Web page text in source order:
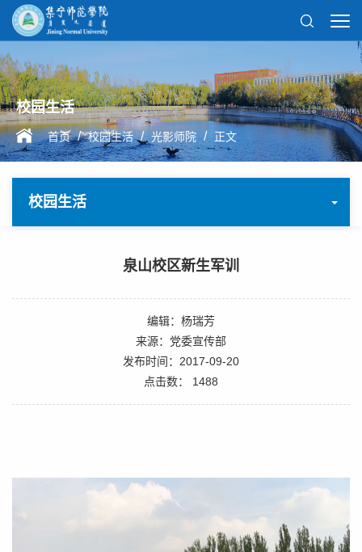
校园生活
首页 / 校园生活 / 光影师院 / 正文
校园生活
泉山校区新生军训
编辑：杨瑞芳
来源：党委宣传部
发布时间：2017-09-20
点击数： 1488